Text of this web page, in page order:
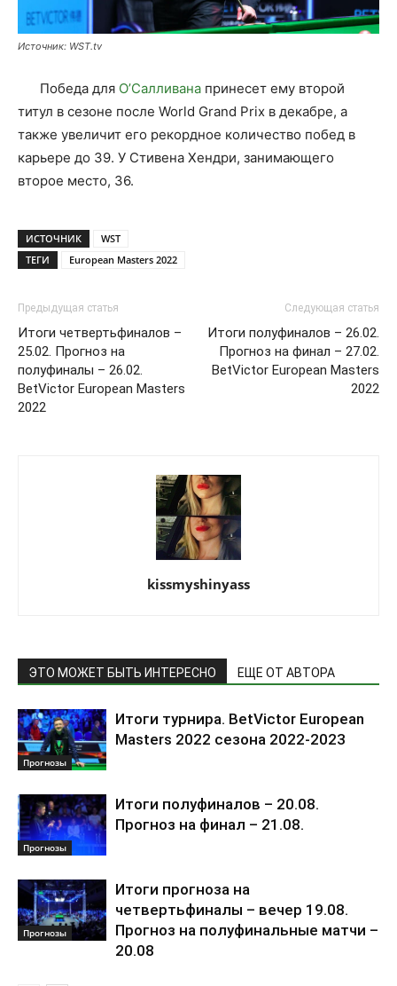
Источник: WST.tv
Победа для О’Салливана принесет ему второй
титул в сезоне после World Grand Prix в декабре, а
также увеличит его рекордное количество побед в
карьере до 39. У Стивена Хендри, занимающего
второе место, 36.
ИСТОЧНИК
WST
ТЕГИ
European Masters 2022
Предыдущая статья
Итоги четвертьфиналов –
25.02. Прогноз на
полуфиналы – 26.02.
BetVictor European Masters
2022
Следующая статья
Итоги полуфиналов – 26.02.
Прогноз на финал – 27.02.
BetVictor European Masters
2022
kissmyshinyass
ЭТО МОЖЕТ БЫТЬ ИНТЕРЕСНО ЕЩЕ ОТ АВТОРА
Прогнозы
Итоги турнира. BetVictor European
Masters 2022 сезона 2022-2023
Прогнозы
Итоги полуфиналов – 20.08.
Прогноз на финал – 21.08.
Прогнозы
Итоги прогноза на
четвертьфиналы – вечер 19.08.
Прогноз на полуфинальные матчи –
20.08